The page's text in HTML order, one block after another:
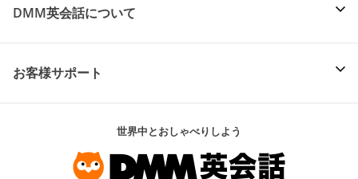
DMM英会話について
お客様サポート
世界中とおしゃべりしよう